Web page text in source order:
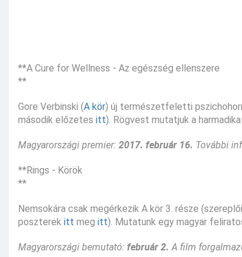
**A Cure for Wellness - Az egészség ellenszere
**
Gore Verbinski (A kör) új természetfeletti
második előzetes itt). Rögvest mutatjuk a
Magyarországi premier: 2017. február 16. További
**Rings - Körök
**
Nemsokára csak megérkezik A kör 3. része
poszterek itt meg itt). Mutatunk egy magyar
Magyarországi bemutató: február 2. A film